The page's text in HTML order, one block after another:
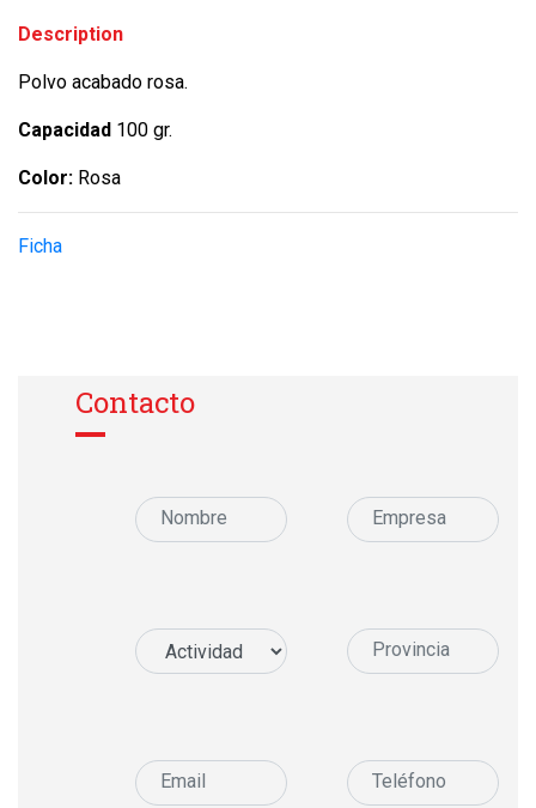
Description
Polvo acabado rosa.
Capacidad 100 gr.
Color: Rosa
Ficha
Contacto